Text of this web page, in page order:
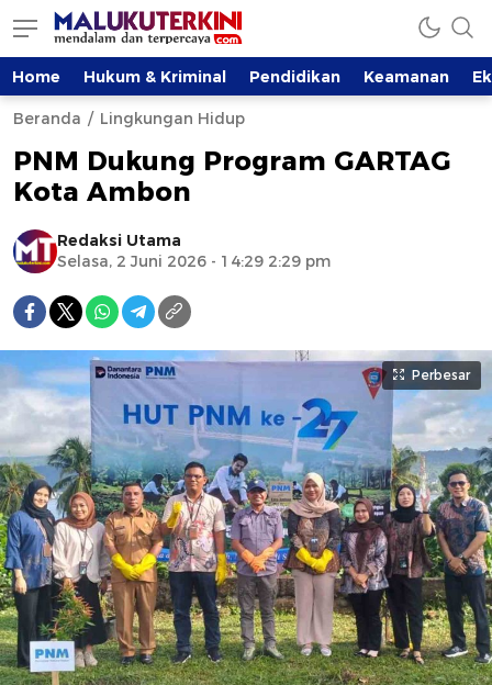
Home Hukum & Kriminal Pendidikan Keamanan
Beranda Lingkungan Hidup
PNM Dukung Program GARTAG
Kota Ambon
Redaksi Utama
Selasa, 2 Juni 2026 - 14:29 2:29 pm
Perbesar